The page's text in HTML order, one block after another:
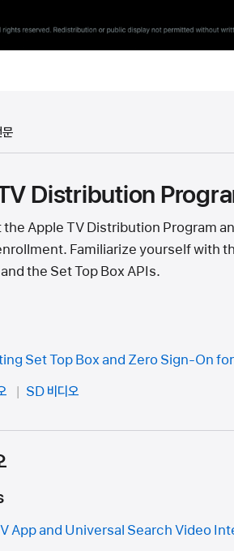
Distribution
the Apple TV Distribution Program
Familiarize yourself with
the Set Top Box APIs.
Set Top Box and Zero Sign-On
SD 비디오
App and Universal Search Video